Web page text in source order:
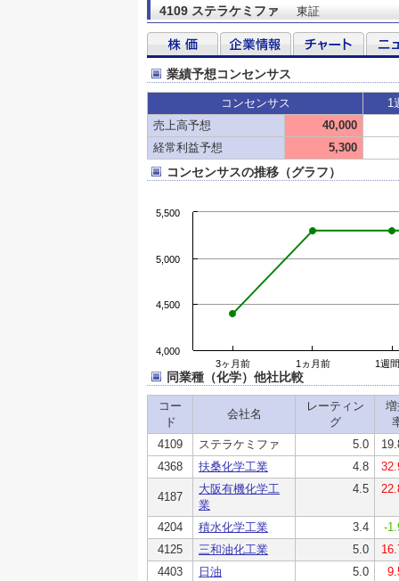
4109 ステラケミファ 東証